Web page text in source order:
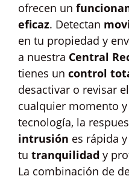
ofrecen un
eficaz. Detectan
en tu propiedad y
a nuestra Central
tienes un control
desactivar o revisar
cualquier momento
tecnología, la
intrusión es rápida
tu tranquilidad y
La combinación de